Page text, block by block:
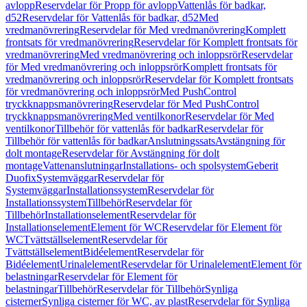
avloppReservdelar för Propp för avloppVattenlås för badkar,
d52Reservdelar för Vattenlås för badkar, d52Med
vredmanövreringReservdelar för Med vredmanövreringKomplett
frontsats för vredmanövreringReservdelar för Komplett frontsats för
vredmanövreringMed vredmanövrering och inloppsrörReservdelar
för Med vredmanövrering och inloppsrörKomplett frontsats för
vredmanövrering och inloppsrörReservdelar för Komplett frontsats
för vredmanövrering och inloppsrörMed PushControl
tryckknappsmanövreringReservdelar för Med PushControl
tryckknappsmanövreringMed ventilkonorReservdelar för Med
ventilkonorTillbehör för vattenlås för badkarReservdelar för
Tillbehör för vattenlås för badkarAnslutningssatsAvstängning för
dolt montageReservdelar för Avstängning för dolt
montageVattenanslutningarInstallations- och spolsystemGeberit
DuofixSystemväggarReservdelar för
SystemväggarInstallationssystemReservdelar för
InstallationssystemTillbehörReservdelar för
TillbehörInstallationselementReservdelar för
InstallationselementElement för WCReservdelar för Element för
WCTvättställselementReservdelar för
TvättställselementBidéelementReservdelar för
BidéelementUrinalelementReservdelar för UrinalelementElement för
belastningarReservdelar för Element för
belastningarTillbehörReservdelar för TillbehörSynliga
cisternerSynliga cisterner för WC, av plastReservdelar för Synliga